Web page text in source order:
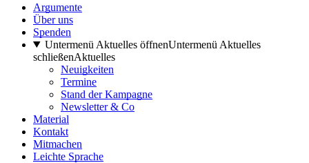
Argumente
Über uns
Spenden
Untermenü Aktuelles öffnenUntermenü Aktuelles
schließenAktuelles
Neuigkeiten
Termine
Stand der Kampagne
Newsletter & Co
Material
Kontakt
Mitmachen
Leichte Sprache